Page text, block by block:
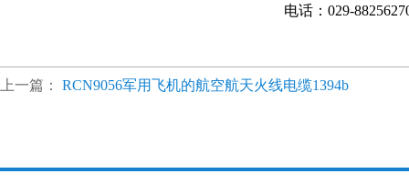
电话：029-
上一篇： RCN9056军用飞机的航空航天火线电缆1394b